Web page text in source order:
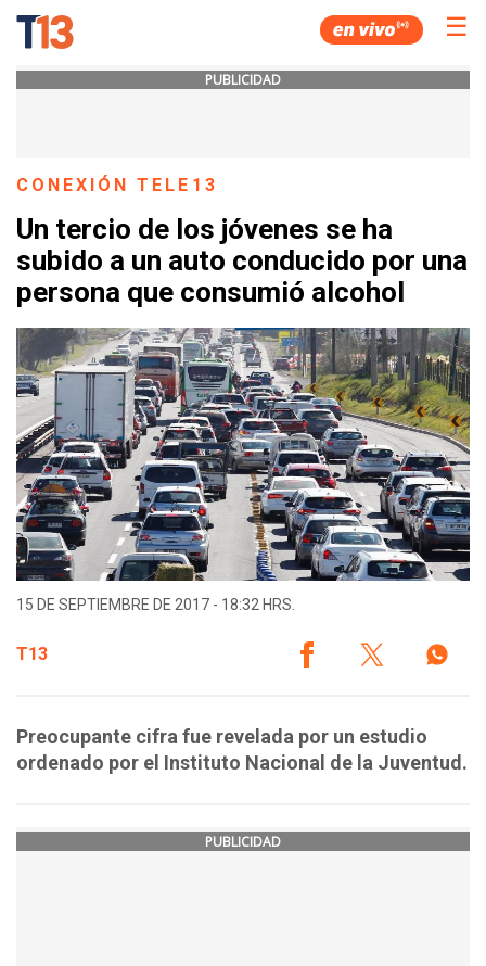
☰
PUBLICIDAD
CONEXIÓN TELE13
Un tercio de los jóvenes se ha
subido a un auto conducido por una
persona que consumió alcohol
15 DE SEPTIEMBRE DE 2017 - 18:32 HRS.
T13
Preocupante cifra fue revelada por un estudio
ordenado por el Instituto Nacional de la Juventud.
PUBLICIDAD